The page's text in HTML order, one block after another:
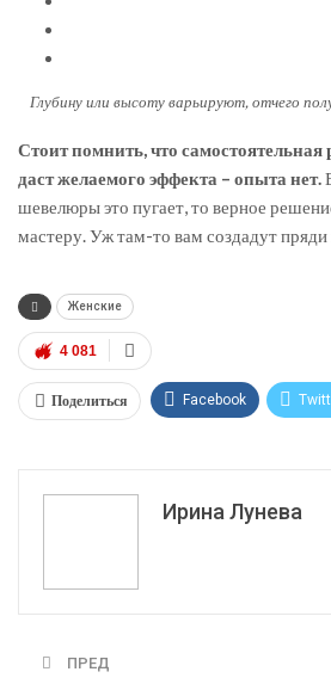
Глубину или высоту варьируют, отчего
Стоит помнить, что самостоятельная
даст желаемого эффекта – опыта нет.
шевелюры это пугает, то верное
мастеру. Уж там-то вам создадут пряди
Женские
4 081
Поделиться Facebook
Ирина Лунева
ПРЕД